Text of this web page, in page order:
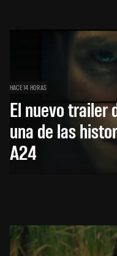
HACE 14 HORAS
El nuevo trailer
una de las
A24